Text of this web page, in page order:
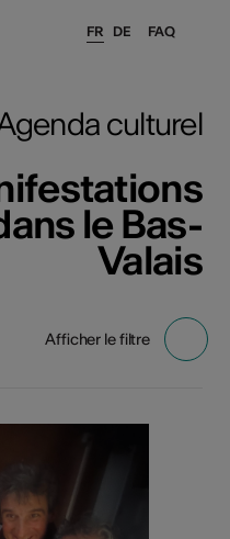
FAQ
FR DE
culturel
le Bas-
Valais
Afficher le filtre